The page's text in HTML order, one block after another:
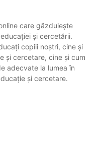
care găzduiește
și cercetării.
copiii noștri, cine și
și cercetare, cine și cum
adecvate la lumea în
și cercetare.